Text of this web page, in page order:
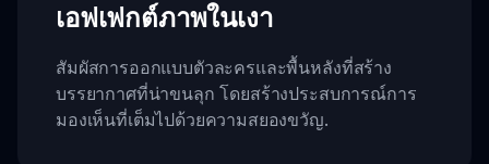
เอฟเฟกต์ภาพในเงา
สัมผัสการออกแบบตัวละครและพื้นหลังที่สร้าง
บรรยากาศที่น่าขนลุก โดยสร้างประสบการณ์การ
มองเห็นที่เต็มไปด้วยความสยองขวัญ.